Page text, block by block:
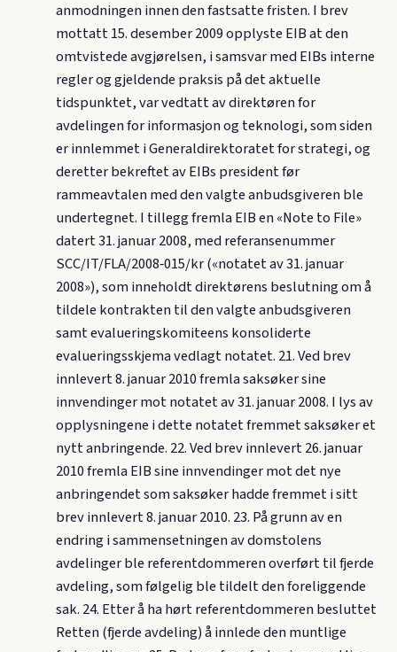
anmodningen innen den fastsatte fristen. I brev
mottatt 15. desember 2009 opplyste EIB at den
omtvistede avgjørelsen, i samsvar med EIBs interne
regler og gjeldende praksis på det aktuelle
tidspunktet, var vedtatt av direktøren for
avdelingen for informasjon og teknologi, som siden
er innlemmet i Generaldirektoratet for strategi, og
deretter bekreftet av EIBs president før
rammeavtalen med den valgte anbudsgiveren ble
undertegnet. I tillegg fremla EIB en «Note to File»
datert 31. januar 2008, med referansenummer
SCC/IT/FLA/2008‑015/kr («notatet av 31. januar
2008»), som inneholdt direktørens beslutning om å
tildele kontrakten til den valgte anbudsgiveren
samt evalueringskomiteens konsoliderte
evalueringsskjema vedlagt notatet. 21. Ved brev
innlevert 8. januar 2010 fremla saksøker sine
innvendinger mot notatet av 31. januar 2008. I lys av
opplysningene i dette notatet fremmet saksøker et
nytt anbringende. 22. Ved brev innlevert 26. januar
2010 fremla EIB sine innvendinger mot det nye
anbringendet som saksøker hadde fremmet i sitt
brev innlevert 8. januar 2010. 23. På grunn av en
endring i sammensetningen av domstolens
avdelinger ble referentdommeren overført til fjerde
avdeling, som følgelig ble tildelt den foreliggende
sak. 24. Etter å ha hørt referentdommeren besluttet
Retten (fjerde avdeling) å innlede den muntlige